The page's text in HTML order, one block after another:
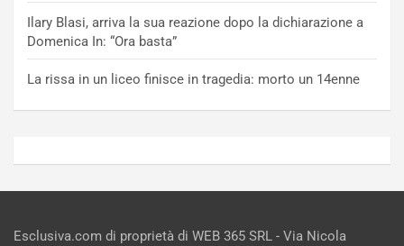
Ilary Blasi, arriva la sua reazione dopo la dichiarazione a
Domenica In: “Ora basta”
La rissa in un liceo finisce in tragedia: morto un 14enne
Esclusiva.com di proprietà di WEB 365 SRL - Via Nicola